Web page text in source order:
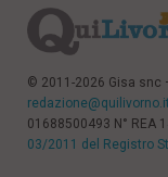
© 2011-2026 Gisa snc
redazione@quilivorno.it
01688500493 N° REA
03/2011 del Registro